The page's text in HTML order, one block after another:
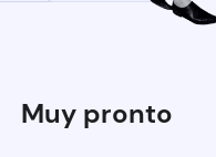
Muy pronto